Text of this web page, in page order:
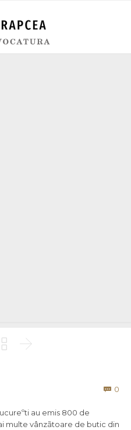

 0
au emis 800 de
multe vânzãtoare de butic din